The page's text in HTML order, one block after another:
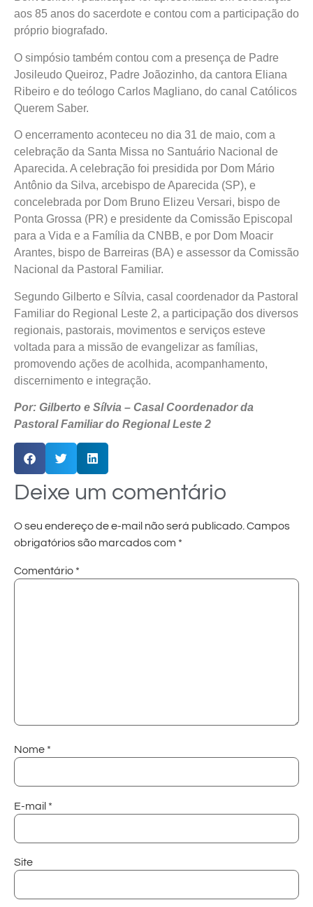
aos 85 anos do sacerdote e contou com a participação do
próprio biografado.
O simpósio também contou com a presença de Padre
Josileudo Queiroz, Padre Joãozinho, da cantora Eliana
Ribeiro e do teólogo Carlos Magliano, do canal Católicos
Querem Saber.
O encerramento aconteceu no dia 31 de maio, com a
celebração da Santa Missa no Santuário Nacional de
Aparecida. A celebração foi presidida por Dom Mário
Antônio da Silva, arcebispo de Aparecida (SP), e
concelebrada por Dom Bruno Elizeu Versari, bispo de
Ponta Grossa (PR) e presidente da Comissão Episcopal
para a Vida e a Família da CNBB, e por Dom Moacir
Arantes, bispo de Barreiras (BA) e assessor da Comissão
Nacional da Pastoral Familiar.
Segundo Gilberto e Sílvia, casal coordenador da Pastoral
Familiar do Regional Leste 2, a participação dos diversos
regionais, pastorais, movimentos e serviços esteve
voltada para a missão de evangelizar as famílias,
promovendo ações de acolhida, acompanhamento,
discernimento e integração.
Por: Gilberto e Sílvia – Casal Coordenador da
Pastoral Familiar do Regional Leste 2
Deixe um comentário
O seu endereço de e-mail não será publicado.Campos
obrigatórios são marcados com *
Comentário *
Nome *
E-mail *
Site